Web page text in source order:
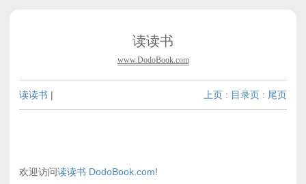
读读书
www.DodoBook.com
读读书 | 上页 : 目录页 : 尾页
欢迎访问读读书 DodoBook.com!